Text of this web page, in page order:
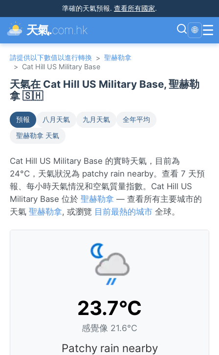
準確的天氣預報. 查看所有國家.
天氣.com.hk 🌐 ☰
請提供以下數值以進行轉換 > 聖赫勒拿
> Cat Hill US Military Base
天氣在 Cat Hill US Military Base, 聖赫勒
拿 🇸🇭
預報 八月天氣 九月天氣
全年平均
聖赫勒拿 天氣
Cat Hill US Military Base 的實時天氣，目前為
24°C，天氣狀況為 patchy rain nearby。查看 7 天預
報、每小時天氣情況和空氣質量指數。Cat Hill US
Military Base 位於 聖赫勒拿 — 查看所有主要城市的
天氣 聖赫勒拿, 或瀏覽 目前最熱的城市 全球。
23.7°C
感覺像 21.6°C
Patchy rain nearby